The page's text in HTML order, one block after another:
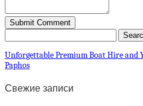
Unforgettable Premium Boat Hire and
Paphos
Свежие записи